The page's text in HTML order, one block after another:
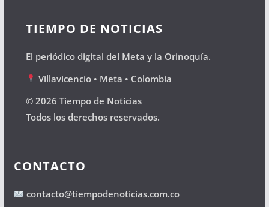
TIEMPO DE NOTICIAS
El periódico digital del Meta y la Orinoquía.
Villavicencio • Meta • Colombia
© 2026 Tiempo de Noticias
Todos los derechos reservados.
CONTACTO
contacto@tiempodenoticias.com.co